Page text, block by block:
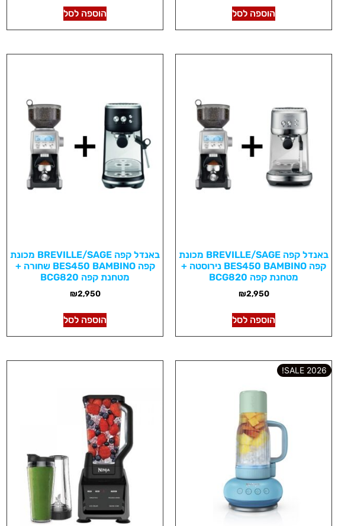
הוספה לסל הוספה לסל
באנדל קפה BREVILLE/SAGE מכונת
קפה BES450 BAMBINO נירוסטה +
מטחנת קפה BCG820
₪2,950
הוספה לסל
באנדל קפה BREVILLE/SAGE מכונת
קפה BES450 BAMBINO שחורה +
מטחנת קפה BCG820
₪2,950
הוספה לסל
2026 SALE!